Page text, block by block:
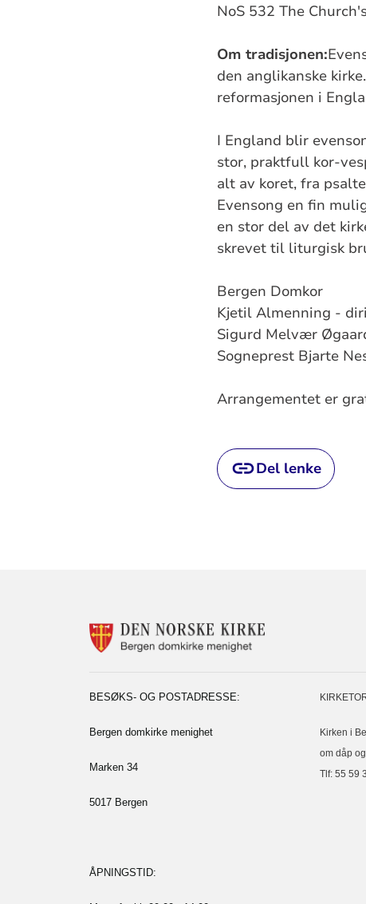
NoS 532 The
Om tradisjonen:
den anglikanske
reformasjonen i
I England blir
stor, praktfull kor-
alt av koret, fra
Evensong en fin
en stor del av det
skrevet til liturgisk
Bergen Domkor
Kjetil Almenning -
Sigurd Melvær
Sogneprest Bjarte
Arrangementet er
Del lenke
MENIGHET
BESØKS- OG POSTADRESSE:
Bergen domkirke menighet
Marken 34
5017 Bergen
ÅPNINGSTID:
Kirken i
om dåp
Tlf: 55 59